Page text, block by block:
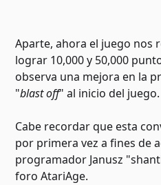
Aparte, ahora el juego nos
lograr 10,000 y 50,000
observa una mejora en la
"blast off" al inicio del juego.
Cabe recordar que esta
por primera vez a fines de
programador Janusz
foro AtariAge.